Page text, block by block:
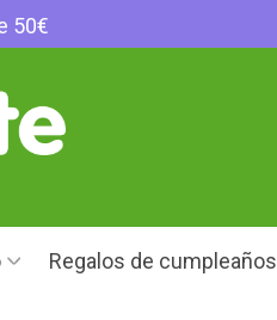
50€
Regalos de cumpleaños